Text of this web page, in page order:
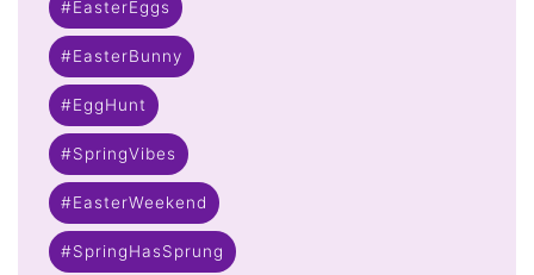
#EasterEggs
#EasterBunny
#EggHunt
#SpringVibes
#EasterWeekend
#SpringHasSprung